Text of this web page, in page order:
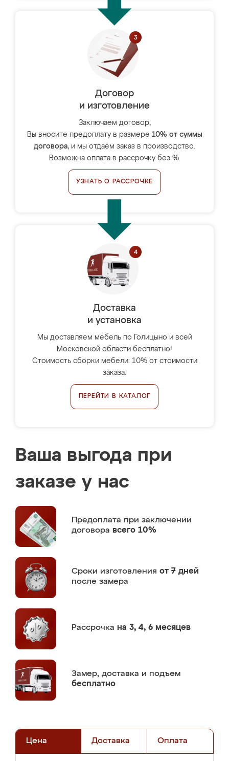
Договор
и изготовление
Заключаем договор,
Вы вносите предоплату в размере 10% от суммы
договора, и мы отдаём заказ в производство.
Возможна оплата в рассрочку без %.
УЗНАТЬ О РАССРОЧКЕ
Доставка
и установка
Мы доставляем мебель по Голицыно и всей
Московской области бесплатно!
Стоимость сборки мебели: 10% от стоимости
заказа.
ПЕРЕЙТИ В КАТАЛОГ
Ваша выгода при
заказе у нас
Предоплата при заключении
договора всего 10%
Сроки изготовления от 7 дней
после замера
Рассрочка на 3, 4, 6 месяцев
Замер, доставка и подъем
бесплатно
Цена Доставка Оплата